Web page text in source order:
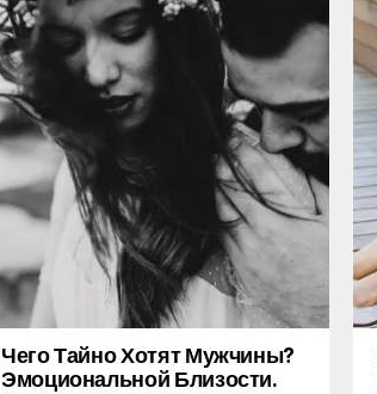
Чего Тайно Хотят Мужчины?
Эмоциональной Близости.